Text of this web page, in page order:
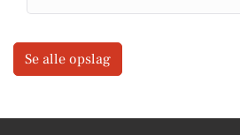
Se alle opslag